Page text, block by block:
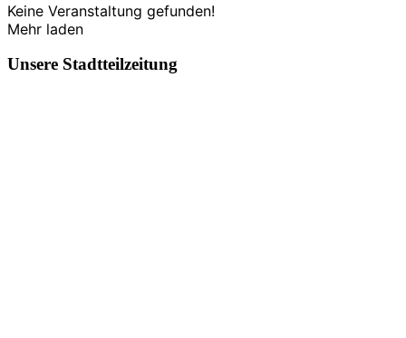
Keine Veranstaltung gefunden!
Mehr laden
Unsere Stadtteilzeitung